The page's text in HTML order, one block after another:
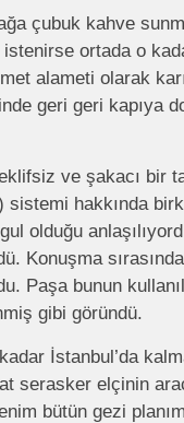
çubuk kahve
ortada o
alameti olarak
geri geri kapıya
ve şakacı bir
sistemi hakkında
olduğu
Konuşma
Paşa bunun
gibi göründü.
İstanbul’da
serasker elçinin
bütün gezi